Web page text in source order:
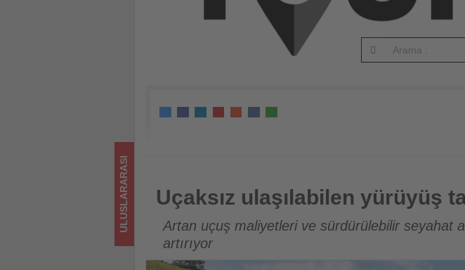
Uçaksız ulaşılabilen yürüyüş tatilleri daha fazla ilgi görüyor
ULUSLARARASI Uçaksız ulaşılabilen yürüyüş
Artan uçuş maliyetleri ve sürdürülebilir seyahat
artırıyor